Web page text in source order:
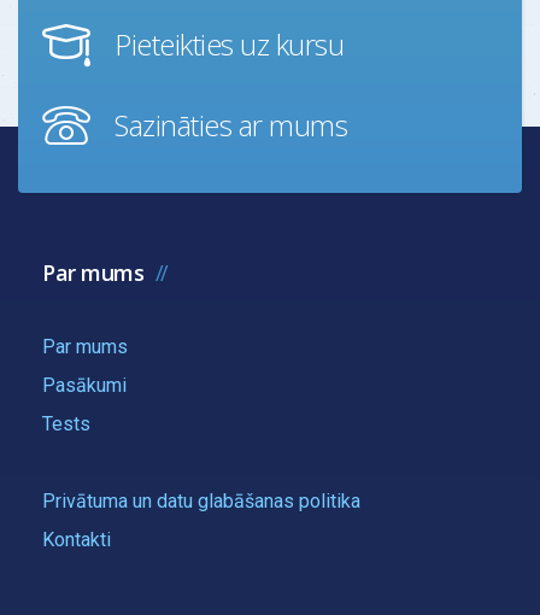
Pieteikties uz kursu
Sazināties ar mums
Par mums
Par mums
Pasākumi
Tests
Privātuma un datu glabāšanas politika
Kontakti